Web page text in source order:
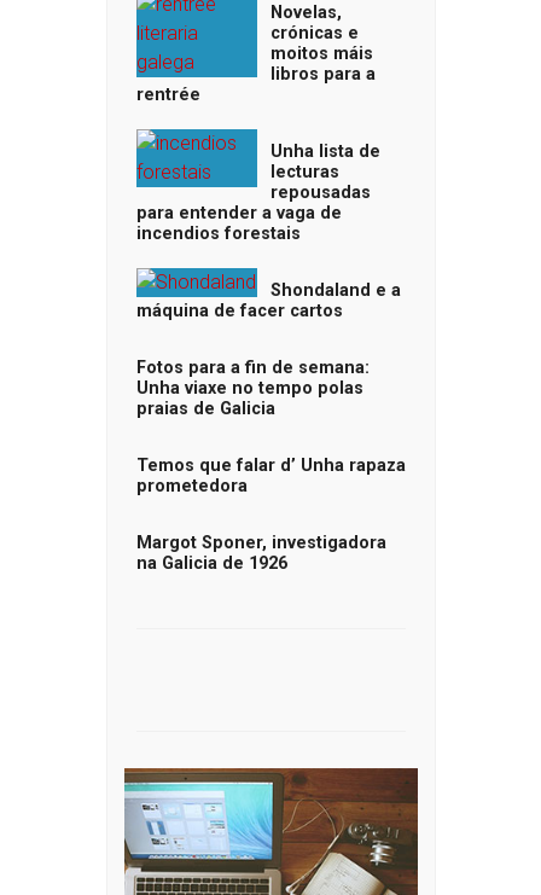
Novelas,
crónicas e
moitos máis
libros para a
rentrée
Unha lista de
lecturas
repousadas
para entender a vaga de
incendios forestais
Shondaland e a
máquina de facer cartos
Fotos para a fin de semana:
Unha viaxe no tempo polas
praias de Galicia
Temos que falar d’ Unha rapaza
prometedora
Margot Sponer, investigadora
na Galicia de 1926